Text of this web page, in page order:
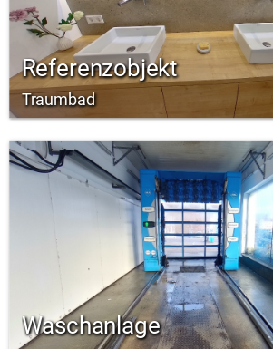
Referenzobjekt
Traumbad
Waschanlage